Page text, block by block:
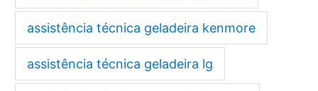
assistência técnica geladeira kenmore
assistência técnica geladeira lg